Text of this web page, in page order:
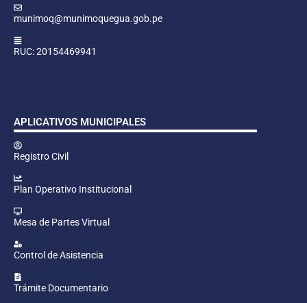
munimoq@munimoquegua.gob.pe
RUC: 20154469941
APLICATIVOS MUNICIPALES
Registro Civil
Plan Operativo Institucional
Mesa de Partes Virtual
Control de Asistencia
Trámite Documentario